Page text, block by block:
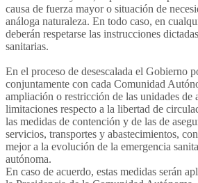
causa de fuerza mayor o situación de
análoga naturaleza. En todo caso, en
deberán respetarse las instrucciones
sanitarias.
En el proceso de desescalada el Gobierno
conjuntamente con cada Comunidad
ampliación o restricción de las unidades de
limitaciones respecto a la libertad de
las medidas de contención y de las de
servicios, transportes y abastecimientos,
mejor a la evolución de la emergencia
autónoma.
En caso de acuerdo, estas medidas serán